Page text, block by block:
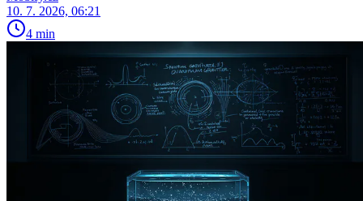
10. 7. 2026, 06:21
4 min